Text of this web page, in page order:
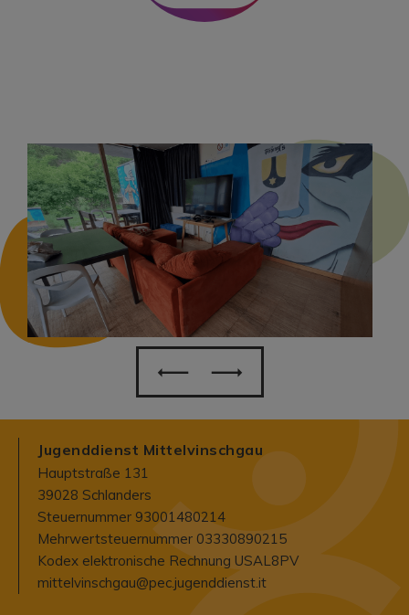
Jugenddienst Mittelvinschgau
Hauptstraße 131
39028 Schlanders
Steuernummer 93001480214
Mehrwertsteuernummer 03330890215
Kodex elektronische Rechnung USAL8PV
mittelvinschgau@pec.jugenddienst.it